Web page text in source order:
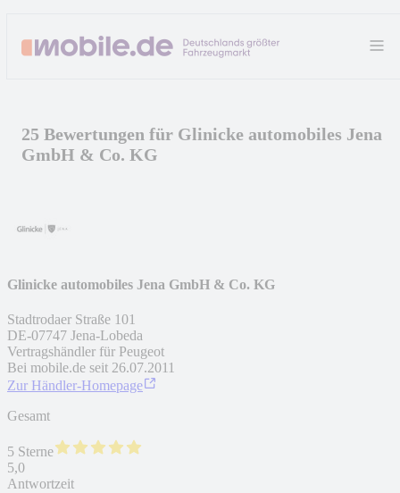
25 Bewertungen für Glinicke automobiles Jena
GmbH & Co. KG
Glinicke automobiles Jena GmbH & Co. KG
Stadtrodaer Straße 101
DE-07747 Jena-Lobeda
Vertragshändler für Peugeot
Bei mobile.de seit 26.07.2011
Zur Händler-Homepage
Gesamt
5 Sterne
5,0
Antwortzeit